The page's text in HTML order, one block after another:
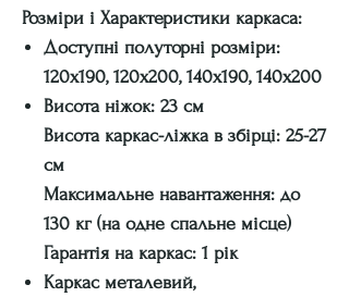
Розміри і Характеристики каркаса:
Доступні полуторні розміри:
120х190, 120х200, 140х190, 140х200
Висота ніжок: 23 см
Висота каркас-ліжка в збірці: 25-27
см
Максимальне навантаження: до
130 кг (на одне спальне місце)
Гарантія на каркас: 1 рік
Каркас металевий,